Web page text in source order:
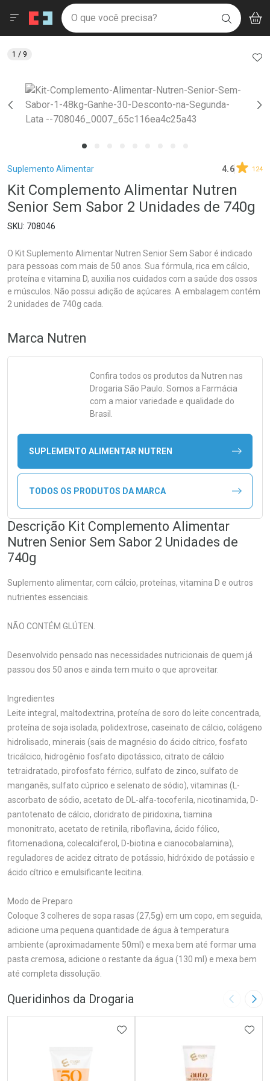
Drogaria São Paulo
Ir direto para a home
pela página
Ir direto para o conteúdo
Ir direto para a busca
Ir direto para a conta
Ir direto para a notificações
Ir direto para o carrinho
Ir direto para o menu
Faça a sua busca
O que você precisa? BUSCAR
Menu
Breadcrumb
Suplemento Alimentar 4.6 124
Kit Complemento Alimentar Nutren
Senior Sem Sabor 2 Unidades de 740g
708046
O Kit Suplemento Alimentar Nutren Senior Sem Sabor é indicado
para pessoas com mais de 50 anos. Sua fórmula, rica em cálcio,
proteína e vitamina D, auxilia nos cuidados com a saúde dos ossos
e músculos. Não possui adição de açúcares. A embalagem contém
2 unidades de 740g cada.
1 / 9
Marca Nutren
Confira todos os produtos da Nutren nas
Drogaria São Paulo. Somos a Farmácia
com a maior variedade e qualidade do
Brasil.
SUPLEMENTO ALIMENTAR NUTREN
TODOS OS PRODUTOS DA MARCA
Descrição Kit Complemento Alimentar
Nutren Senior Sem Sabor 2 Unidades de
740g
Suplemento alimentar, com cálcio, proteínas, vitamina D e outros
nutrientes essenciais.
NÃO CONTÉM GLÚTEN.
Desenvolvido pensado nas necessidades nutricionais de quem já
passou dos 50 anos e ainda tem muito o que aproveitar.
Ingredientes
Leite integral, maltodextrina, proteína de soro do leite concentrada,
proteína de soja isolada, polidextrose, caseinato de cálcio, colágeno
hidrolisado, minerais (sais de magnésio do ácido cítrico, fosfato
tricálcico, hidrogênio fosfato dipotássico, citrato de cálcio
tetraidratado, pirofosfato férrico, sulfato de zinco, sulfato de
manganês, sulfato cúprico e selenato de sódio), vitaminas (L-
ascorbato de sódio, acetato de DL-alfa-tocoferila, nicotinamida, D-
pantotenato de cálcio, cloridrato de piridoxina, tiamina
mononitrato, acetato de retinila, riboflavina, ácido fólico,
fitomenadiona, colecalciferol, D-biotina e cianocobalamina),
reguladores de acidez citrato de potássio, hidróxido de potássio e
ácido cítrico e emulsificante lecitina.
Modo de Preparo
Coloque 3 colheres de sopa rasas (27,5g) em um copo, em seguida,
adicione uma pequena quantidade de água à temperatura
ambiente (aproximadamente 50ml) e mexa bem até formar uma
pasta cremosa, adicione o restante da água (130 ml) e mexa bem
até completa dissolução.
Queridinhos da Drogaria Imagem
ADICIONAR AOS FAVORITOS